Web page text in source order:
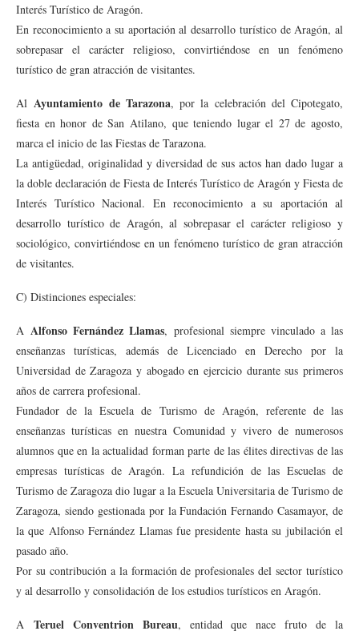
Interés Turístico de Aragón.
En reconocimiento a su aportación al desarrollo turístico de Aragón, al
sobrepasar el carácter religioso, convirtiéndose en un fenómeno
turístico de gran atracción de visitantes.
AlAyuntamiento de Tarazona, por la celebración del Cipotegato,
fiesta en honor de San Atilano, que teniendo lugar el 27 de agosto,
marca el inicio de las Fiestas de Tarazona.
La antigüedad, originalidad y diversidad de sus actos han dado lugar a
la doble declaración de Fiesta de Interés Turístico de Aragón y Fiesta de
Interés Turístico Nacional. En reconocimiento a su aportación al
desarrollo turístico de Aragón, al sobrepasar el carácter religioso y
sociológico, convirtiéndose en un fenómeno turístico de gran atracción
de visitantes.
C) Distinciones especiales:
AAlfonso Fernández Llamas, profesional siempre vinculado a las
enseñanzas turísticas, además de Licenciado en Derecho por la
Universidad de Zaragoza y abogado en ejercicio durante sus primeros
años de carrera profesional.
Fundador de la Escuela de Turismo de Aragón, referente de las
enseñanzas turísticas en nuestra Comunidad y vivero de numerosos
alumnos que en la actualidad forman parte de las élites directivas de las
empresas turísticas de Aragón. La refundición de las Escuelas de
Turismo de Zaragoza dio lugar a la Escuela Universitaria de Turismo de
Zaragoza, siendo gestionada por la Fundación Fernando Casamayor, de
la que Alfonso Fernández Llamas fue presidente hasta su jubilación el
pasado año.
Por su contribución a la formación de profesionales del sector turístico
y al desarrollo y consolidación de los estudios turísticos en Aragón.
A Teruel Conventrion Bureau, entidad que nace fruto de la